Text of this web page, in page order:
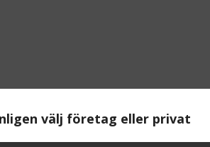
välj företag eller privat